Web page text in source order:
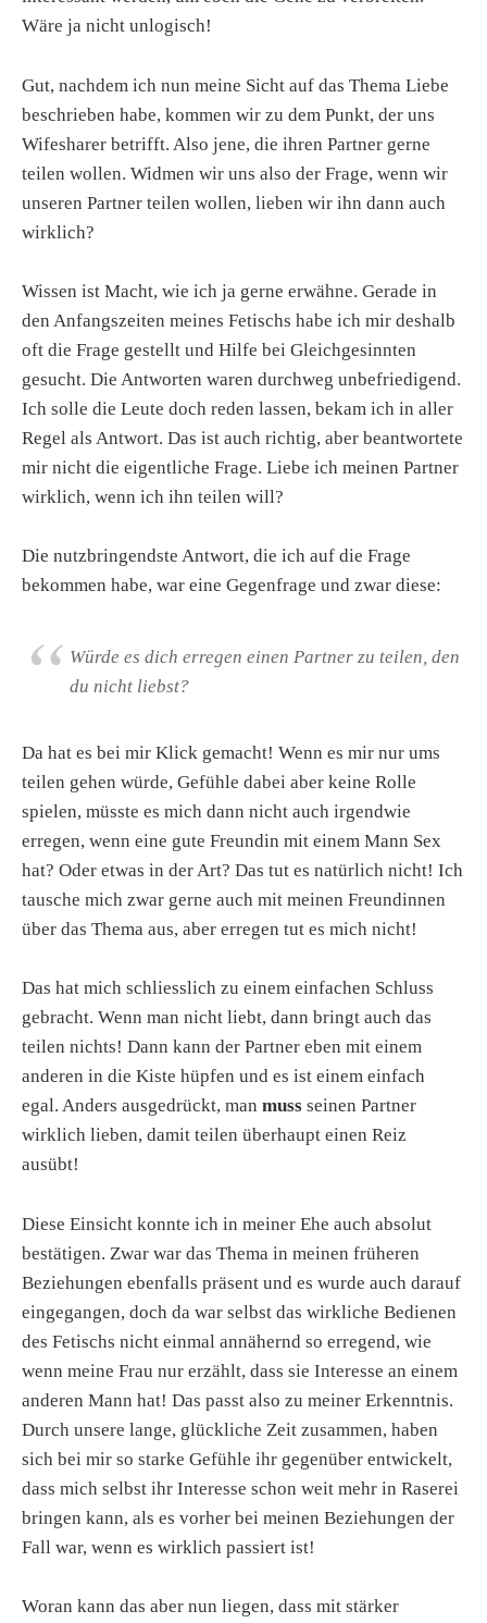
Wäre ja nicht unlogisch!
Gut, nachdem ich nun meine Sicht auf das Thema Liebe
beschrieben habe, kommen wir zu dem Punkt, der uns
Wifesharer betrifft. Also jene, die ihren Partner gerne
teilen wollen. Widmen wir uns also der Frage, wenn wir
unseren Partner teilen wollen, lieben wir ihn dann auch
wirklich?
Wissen ist Macht, wie ich ja gerne erwähne. Gerade in
den Anfangszeiten meines Fetischs habe ich mir deshalb
oft die Frage gestellt und Hilfe bei Gleichgesinnten
gesucht. Die Antworten waren durchweg unbefriedigend.
Ich solle die Leute doch reden lassen, bekam ich in aller
Regel als Antwort. Das ist auch richtig, aber beantwortete
mir nicht die eigentliche Frage. Liebe ich meinen Partner
wirklich, wenn ich ihn teilen will?
Die nutzbringendste Antwort, die ich auf die Frage
bekommen habe, war eine Gegenfrage und zwar diese:
Würde es dich erregen einen Partner zu teilen, den
du nicht liebst?
Da hat es bei mir Klick gemacht! Wenn es mir nur ums
teilen gehen würde, Gefühle dabei aber keine Rolle
spielen, müsste es mich dann nicht auch irgendwie
erregen, wenn eine gute Freundin mit einem Mann Sex
hat? Oder etwas in der Art? Das tut es natürlich nicht! Ich
tausche mich zwar gerne auch mit meinen Freundinnen
über das Thema aus, aber erregen tut es mich nicht!
Das hat mich schliesslich zu einem einfachen Schluss
gebracht. Wenn man nicht liebt, dann bringt auch das
teilen nichts! Dann kann der Partner eben mit einem
anderen in die Kiste hüpfen und es ist einem einfach
egal. Anders ausgedrückt, man muss seinen Partner
wirklich lieben, damit teilen überhaupt einen Reiz
ausübt!
Diese Einsicht konnte ich in meiner Ehe auch absolut
bestätigen. Zwar war das Thema in meinen früheren
Beziehungen ebenfalls präsent und es wurde auch darauf
eingegangen, doch da war selbst das wirkliche Bedienen
des Fetischs nicht einmal annähernd so erregend, wie
wenn meine Frau nur erzählt, dass sie Interesse an einem
anderen Mann hat! Das passt also zu meiner Erkenntnis.
Durch unsere lange, glückliche Zeit zusammen, haben
sich bei mir so starke Gefühle ihr gegenüber entwickelt,
dass mich selbst ihr Interesse schon weit mehr in Raserei
bringen kann, als es vorher bei meinen Beziehungen der
Fall war, wenn es wirklich passiert ist!
Woran kann das aber nun liegen, dass mit stärker